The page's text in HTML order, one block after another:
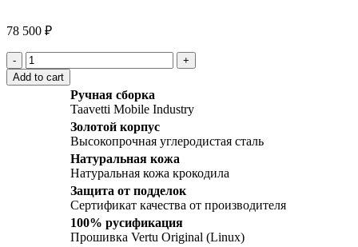
78 500 ₽
Vertu
Signature
S
Crocodile
Add to cart
Ручная сборка
Taavetti Mobile Industry
Золотой корпус
Высокопрочная углеродистая сталь
Натуральная кожа
Натуральная кожа крокодила
Защита от подделок
Сертификат качества от производителя
100% русификация
Прошивка Vertu Original (Linux)